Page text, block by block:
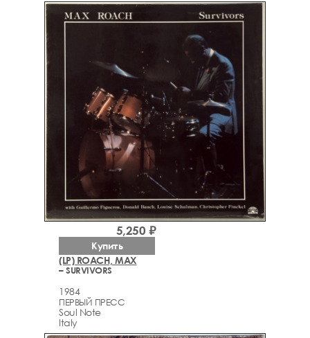
(LP) ROACH, MAX
– SURVIVORS
1984
ПЕРВЫЙ ПРЕСС
Soul Note
Italy
5,250 ₽
Купить